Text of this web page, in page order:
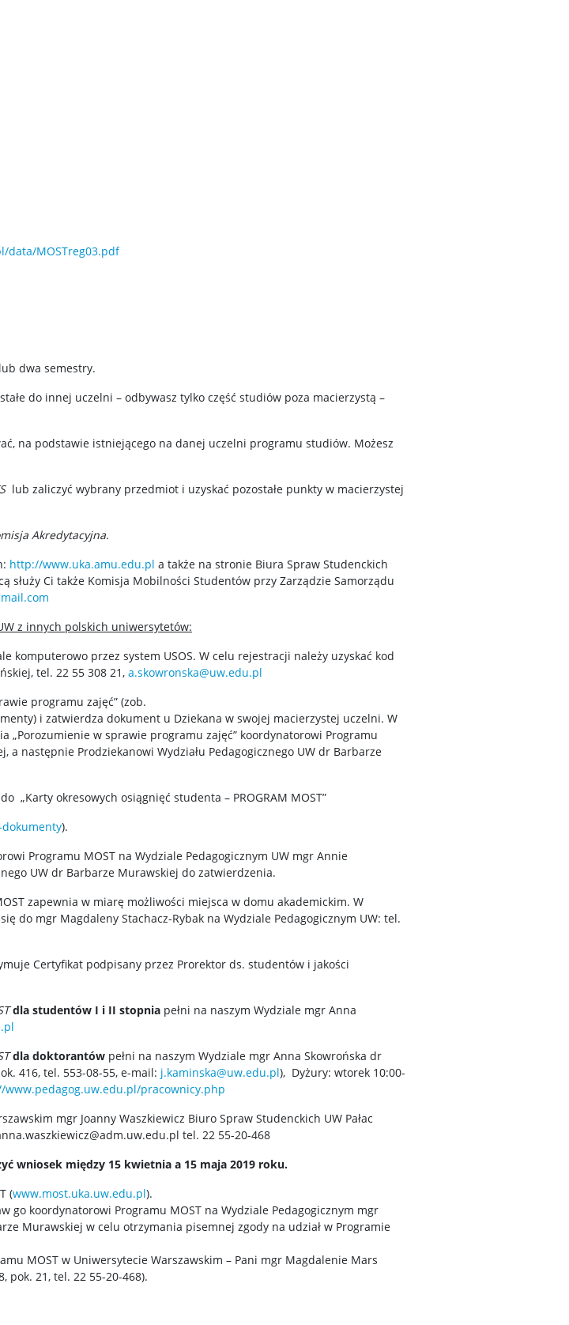
data/MOSTreg03.pdf
dwa semestry.
do innej uczelni – odbywasz tylko część studiów poza macierzystą –
na podstawie istniejącego na danej uczelni programu studiów. Możesz
lub zaliczyć wybrany przedmiot i uzyskać pozostałe punkty w macierzystej
Akredytacyjna.
http://www.uka.amu.edu.pl a także na stronie Biura Spraw Studenckich
Ci także Komisja Mobilności Studentów przy Zarządzie Samorządu
z innych polskich uniwersytetów:
komputerowo przez system USOS. W celu rejestracji należy uzyskać kod
tel. 22 55 308 21, a.skowronska@uw.edu.pl
programu zajęć” (zob.
i zatwierdza dokument u Dziekana w swojej macierzystej uczelni. W
„Porozumienie w sprawie programu zajęć” koordynatorowi Programu
a następnie Prodziekanowi Wydziału Pedagogicznego UW dr Barbarze
„Karty okresowych osiągnięć studenta – PROGRAM MOST”
).
Programu MOST na Wydziale Pedagogicznym UW mgr Annie
UW dr Barbarze Murawskiej do zatwierdzenia.
zapewnia w miarę możliwości miejsca w domu akademickim. W
do mgr Magdaleny Stachacz-Rybak na Wydziale Pedagogicznym UW: tel.
Certyfikat podpisany przez Prorektor ds. studentów i jakości
dla studentów I i II stopnia pełni na naszym Wydziale mgr Anna
dla doktorantów pełni na naszym Wydziale mgr Anna Skowrońska dr
416, tel. 553-08-55, e-mail: j.kaminska@uw.edu.pl), Dyżury: wtorek 10:00-
www.pedagog.uw.edu.pl/pracownicy.php
mgr Joanny Waszkiewicz Biuro Spraw Studenckich UW Pałac
tel. 22 55-20-468
wniosek między 15 kwietnia a 15 maja 2019 roku.
(www.most.uka.uw.edu.pl).
go koordynatorowi Programu MOST na Wydziale Pedagogicznym mgr
Murawskiej w celu otrzymania pisemnej zgody na udział w Programie
MOST w Uniwersytecie Warszawskim – Pani mgr Magdalenie Mars
pok. 21, tel. 22 55-20-468).